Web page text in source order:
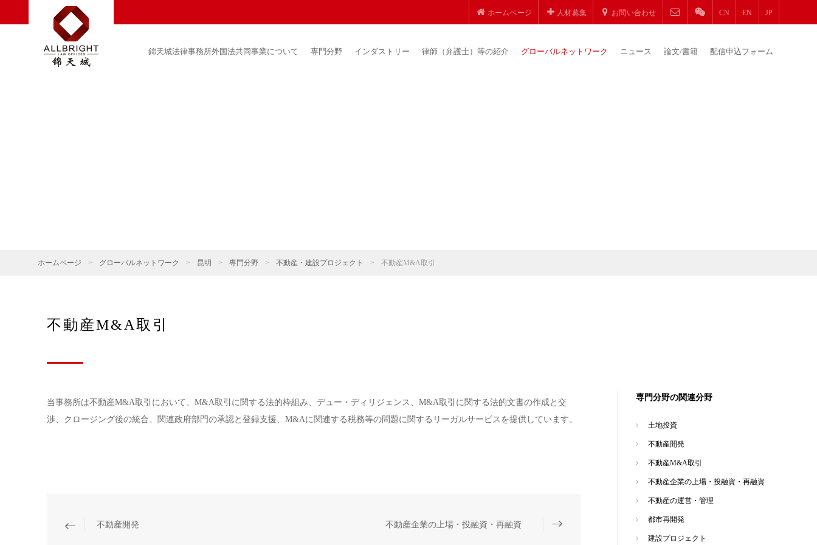
ホームページ 人材募集 お問い合わせ CN EN JP
錦天城法律事務所外国法共同事業について 専門分野 インダストリー 律師（弁護士）等の紹介 グローバルネットワーク ニュース 論文/書籍 配信申込フォーム
ホームページ > グローバルネットワーク > 昆明 > 専門分野 > 不動産・建設プロジェクト > 不動産M&A取引
不動産M&A取引
当事務所は不動産M&A取引において、M&A取引に関する法的枠組み、デュー・ディリジェンス、M&A取引に関する法的文書の作成と交
渉、クロージング後の統合、関連政府部門の承認と登録支援、M&Aに関連する税務等の問題に関するリーガルサービスを提供しています。
不動産開発 不動産企業の上場・投融資・再融資
専門分野の関連分野
土地投資
不動産開発
不動産M&A取引
不動産企業の上場・投融資・再融資
不動産の運営・管理
都市再開発
建設プロジェクト